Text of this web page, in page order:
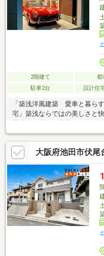
2階建て 都
駐車2台
設計住
「築浅洋風建築 愛車と暮ら
宅」築浅ならではの美しさと
計。ガレージと居住空間が緩
ムのような特別感を日常で味
り、デザイン性と機能性を両
フスタイルを叶えたい方に、
す。
大阪府池田市伏尾